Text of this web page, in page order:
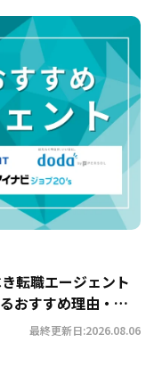
転職エージェント
おすすめ理由・サ
最終更新日:2026.08.06